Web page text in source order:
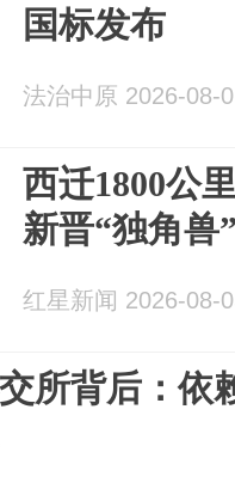
国标发布
法治中原 2026-08-
西迁1800公
新晋“独角兽
红星新闻 2026-08-
所背后：依